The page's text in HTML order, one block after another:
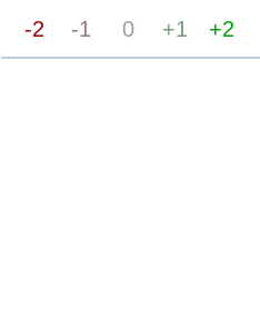
-2
-1 0 +1 +2